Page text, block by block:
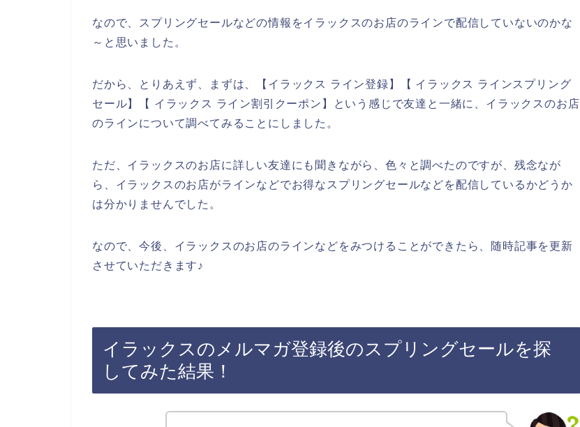
なので、スプリングセールなどの情報をイラックスのお店のラインで配信していないのかな
～と思いました。
だから、とりあえず、まずは、【イラックス ライン登録】【 イラックス ラインスプリング
セール】【 イラックス ライン割引クーポン】という感じで友達と一緒に、イラックスのお店
のラインについて調べてみることにしました。
ただ、イラックスのお店に詳しい友達にも聞きながら、色々と調べたのですが、残念なが
ら、イラックスのお店がラインなどでお得なスプリングセールなどを配信しているかどうか
は分かりませんでした。
なので、今後、イラックスのお店のラインなどをみつけることができたら、随時記事を更新
させていただきます♪
イラックスのメルマガ登録後のスプリングセールを探
してみた結果！